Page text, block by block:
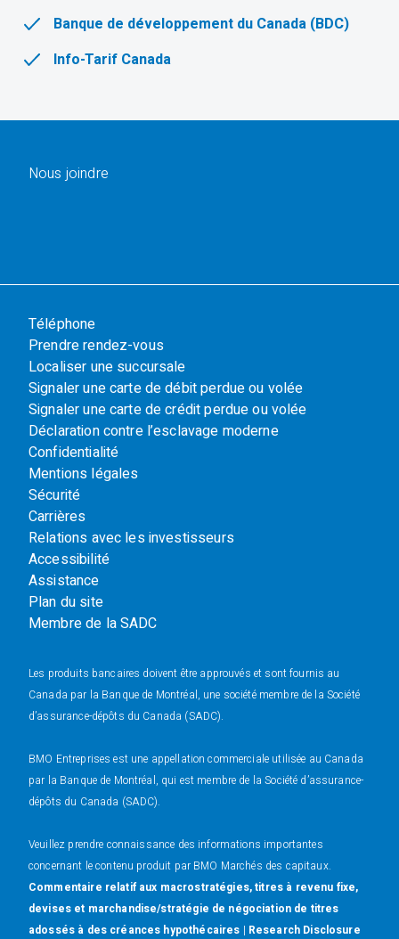
Banque de développement du Canada (BDC)
Info-Tarif Canada
Nous joindre
Téléphone
Prendre rendez-vous
Localiser une succursale
Signaler une carte de débit perdue ou volée
Signaler une carte de crédit perdue ou volée
Déclaration contre l’esclavage moderne
Confidentialité
Mentions légales
Sécurité
Carrières
Relations avec les investisseurs
Accessibilité
Assistance
Plan du site
Membre de la SADC
Les produits bancaires doivent être approuvés et sont fournis au
Canada par la Banque de Montréal, une société membre de la Société
d’assurance-dépôts du Canada (SADC).
BMO Entreprises est une appellation commerciale utilisée au Canada
par la Banque de Montréal, qui est membre de la Société d’assurance-
dépôts du Canada (SADC).
Veuillez prendre connaissance des informations importantes
concernant le contenu produit par BMO Marchés des capitaux.
Commentaire relatif aux macrostratégies, titres à revenu fixe,
devises et marchandise/stratégie de négociation de titres
adossés à des créances hypothécaires | Research Disclosure